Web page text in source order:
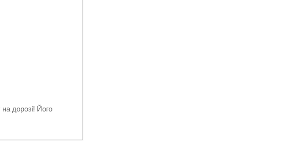
дорозі! Його